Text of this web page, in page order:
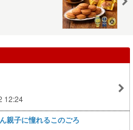
12:24
親子に憧れるこのごろ